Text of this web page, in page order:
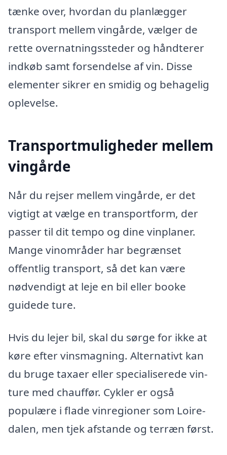
tænke over, hvordan du planlægger
transport mellem vingårde, vælger de
rette overnatningssteder og håndterer
indkøb samt forsendelse af vin. Disse
elementer sikrer en smidig og behagelig
oplevelse.
Transportmuligheder mellem
vingårde
Når du rejser mellem vingårde, er det
vigtigt at vælge en transportform, der
passer til dit tempo og dine vinplaner.
Mange vinområder har begrænset
offentlig transport, så det kan være
nødvendigt at leje en bil eller booke
guidede ture.
Hvis du lejer bil, skal du sørge for ikke at
køre efter vinsmagning. Alternativt kan
du bruge taxaer eller specialiserede vin-
ture med chauffør. Cykler er også
populære i flade vinregioner som Loire-
dalen, men tjek afstande og terræn først.